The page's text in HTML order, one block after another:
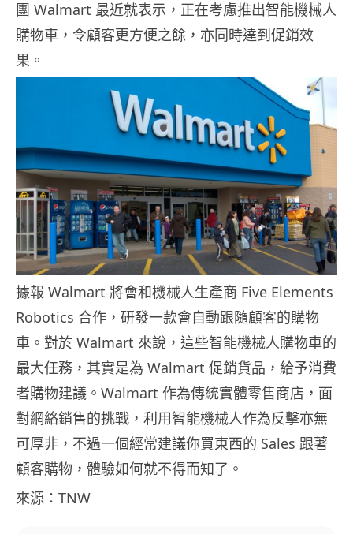
團 Walmart 最近就表示，正在考慮推出智能機械人
購物車，令顧客更方便之餘，亦同時達到促銷效
果。
據報 Walmart 將會和機械人生產商 Five Elements
Robotics 合作，研發一款會自動跟隨顧客的購物
車。對於 Walmart 來說，這些智能機械人購物車的
最大任務，其實是為 Walmart 促銷貨品，給予消費
者購物建議。Walmart 作為傳統實體零售商店，面
對網絡銷售的挑戰，利用智能機械人作為反擊亦無
可厚非，不過一個經常建議你買東西的 Sales 跟著
顧客購物，體驗如何就不得而知了。
來源：TNW